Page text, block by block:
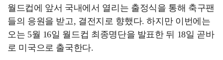
월드컵에 앞서 국내에서 열리는 출정식을 통해 축구팬
들의 응원을 받고, 결전지로 향했다. 하지만 이번에는
오는 5월 16일 월드컵 최종명단을 발표한 뒤 18일 곧바
로 미국으로 출국한다.